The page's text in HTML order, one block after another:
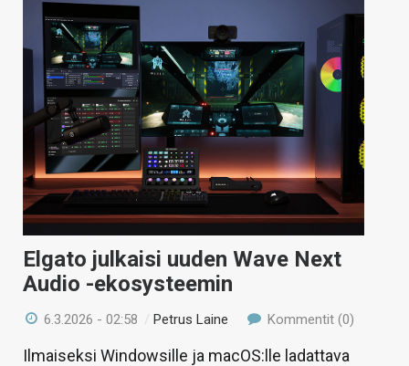
TIETOA
HINTA.FI
KAUPPA
VAIHDA TEEMA
HAKU
Elgato julkaisi uuden Wave Next
Audio -ekosysteemin
6.3.2026 - 02:58 /Petrus Laine Kommentit (0)
Ilmaiseksi Windowsille ja macOS:lle ladattava